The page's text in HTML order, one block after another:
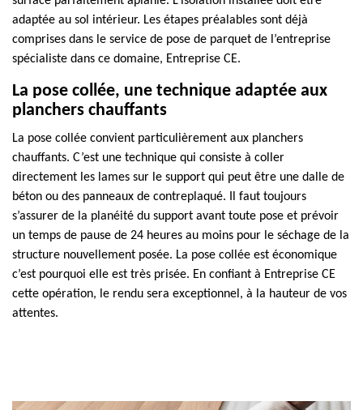
adaptée au sol intérieur. Les étapes préalables sont déjà
comprises dans le service de pose de parquet de l’entreprise
spécialiste dans ce domaine, Entreprise CE.
La pose collée, une technique adaptée aux
planchers chauffants
La pose collée convient particulièrement aux planchers
chauffants. C’est une technique qui consiste à coller
directement les lames sur le support qui peut être une dalle de
béton ou des panneaux de contreplaqué. Il faut toujours
s’assurer de la planéité du support avant toute pose et prévoir
un temps de pause de 24 heures au moins pour le séchage de la
structure nouvellement posée. La pose collée est économique
c’est pourquoi elle est très prisée. En confiant à Entreprise CE
cette opération, le rendu sera exceptionnel, à la hauteur de vos
attentes.